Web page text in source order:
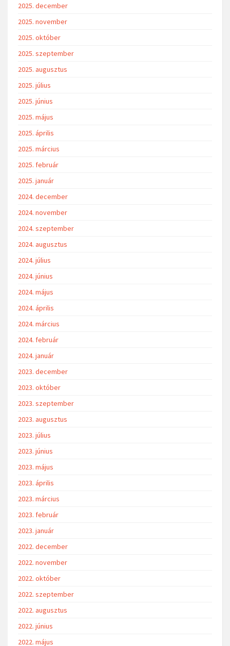
2025. december
2025. november
2025. október
2025. szeptember
2025. augusztus
2025. július
2025. június
2025. május
2025. április
2025. március
2025. február
2025. január
2024. december
2024. november
2024. szeptember
2024. augusztus
2024. július
2024. június
2024. május
2024. április
2024. március
2024. február
2024. január
2023. december
2023. október
2023. szeptember
2023. augusztus
2023. július
2023. június
2023. május
2023. április
2023. március
2023. február
2023. január
2022. december
2022. november
2022. október
2022. szeptember
2022. augusztus
2022. június
2022. május